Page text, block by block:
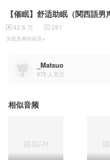
【催眠】舒适助眠（関西語
42.6 万 261
失眠患者的福音←
_Matsuo
975 人关注
相似音频